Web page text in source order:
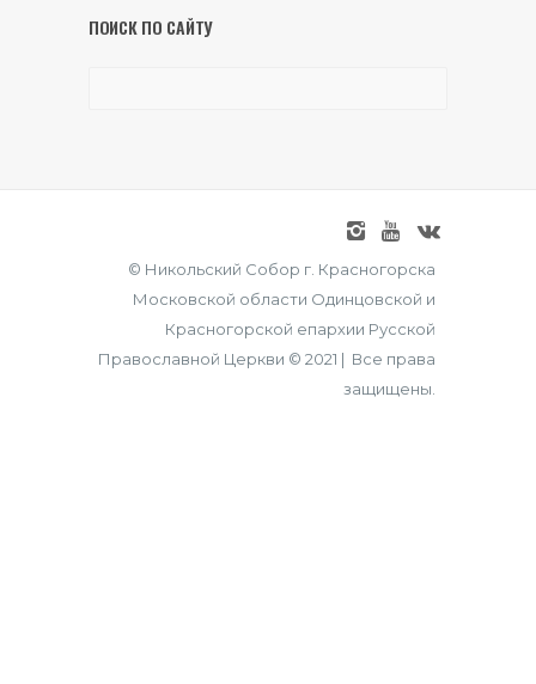
ПОИСК ПО САЙТУ
© Никольский Собор г. Красногорска
Московской области Одинцовской и
Красногорской епархии Русской
Православной Церкви © 2021 | Все права
защищены.